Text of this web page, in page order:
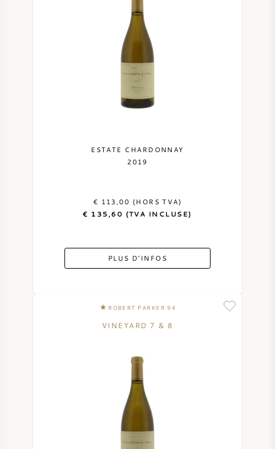
ESTATE CHARDONNAY
2019
€ 113,00 (HORS TVA)
€ 135,60 (TVA INCLUSE)
PLUS D'INFOS
ROBERT PARKER 94
VINEYARD 7 & 8